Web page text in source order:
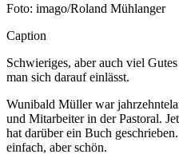
Foto: imago/Roland Mühlanger
Caption
Schwieriges, aber auch viel
man sich darauf einlässt.
Wunibald Müller war
und Mitarbeiter in der Pastoral.
hat darüber ein Buch
einfach, aber schön.